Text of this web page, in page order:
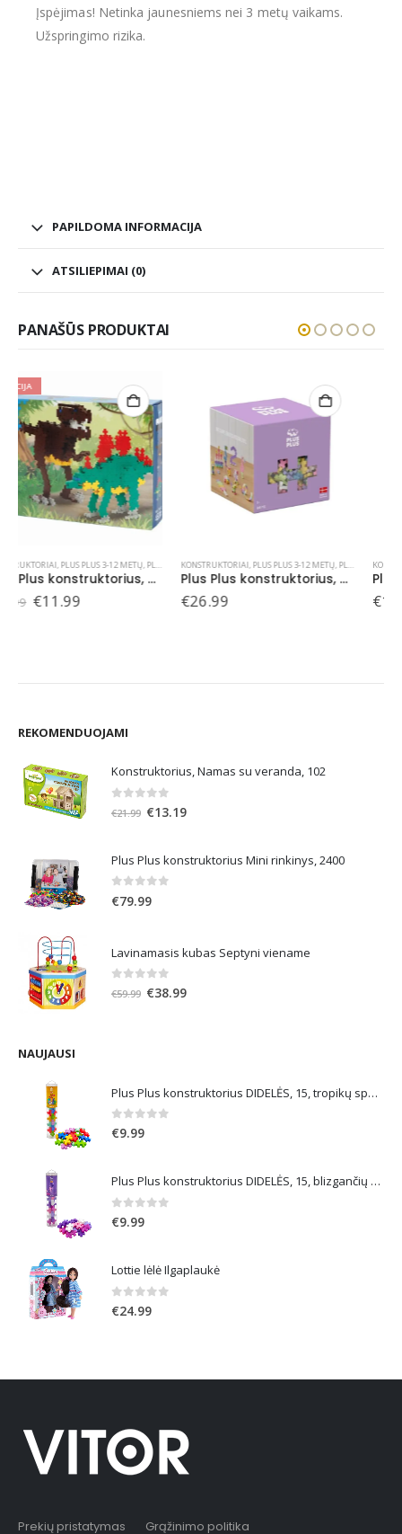
Įspėjimas! Netinka jaunesniems nei 3 metų vaikams.
Užspringimo rizika.
PAPILDOMA INFORMACIJA
ATSILIEPIMAI (0)
PANAŠŪS PRODUKTAI
KONSTRUKTORIAI,PLUS PLUS 3-12 METŲ PLUS PLUS KONSTRUKTORIAI
Plus Plus konstruktorius, pastelinių spalvų, 600 det.
€ 26.99
KONSTRUKTORIAI,PLUS PLUS 3-12 METŲ PLUS PLUS KONSTRUKTORIAI
Plus Plus konstruktorius, Piratai, 360 det.
€16.99
REKOMENDUOJAMI
Konstruktorius, Namas su veranda, 102
out of 5
€21.99 Original
€21.99.
€13.19Current
€13.19.
Plus Plus konstruktorius Mini rinkinys, 2400
0out of 5
€79.99
Lavinamasis kubas Septyni viename
out of 5
€59.99 Original
€38.99Current
NAUJAUSI
Plus Plus konstruktorius DIDELĖS, 15, tropikų spalvos
0out of 5
€9.99
Plus Plus konstruktorius DIDELĖS, 15, blizgančių spalvų
0out of 5
€9.99
Lottie lėlė Ilgaplaukė
0 out of 5
€24.99
Prekių pristatymas Grąžinimo politika